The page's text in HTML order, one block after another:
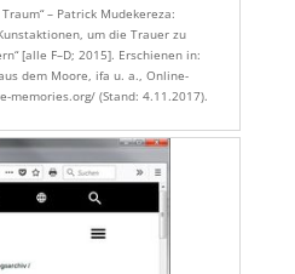
– Patrick Mudekereza:
um die Trauer zu
[alle F–D; 2015]. Erschienen in:
dem Moore, ifa u. a., Online-
memories.org/ (Stand: 4.11.2017).